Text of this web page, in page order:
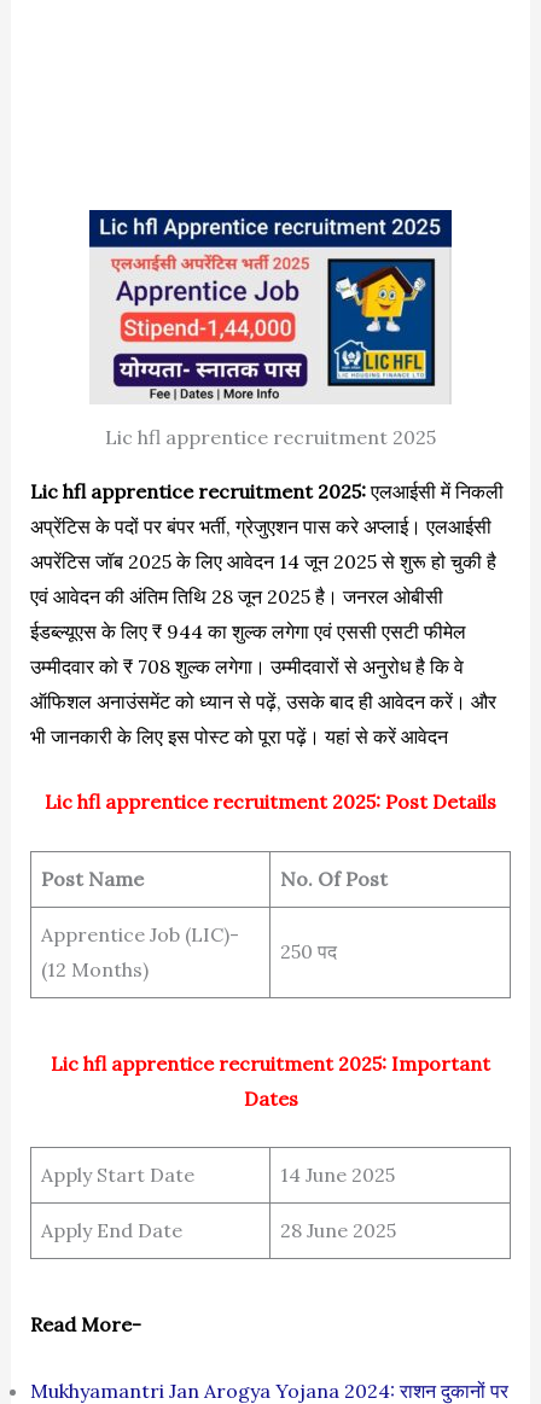
Lic hfl apprentice recruitment 2025
Lic hfl apprentice recruitment 2025:एलआईसी में निकली
अप्रेंटिस के पदों पर बंपर भर्ती, ग्रेजुएशन पास करे अप्लाई। एलआईसी
अपरेंटिस जॉब 2025 के लिए आवेदन 14 जून 2025 से शुरू हो चुकी है
एवं आवेदन की अंतिम तिथि 28 जून 2025 है। जनरल ओबीसी
ईडब्ल्यूएस के लिए ₹ 944 का शुल्क लगेगा एवं एससी एसटी फीमेल
उम्मीदवार को ₹ 708 शुल्क लगेगा। उम्मीदवारों से अनुरोध है कि वे
ऑफिशल अनाउंसमेंट को ध्यान से पढ़ें, उसके बाद ही आवेदन करें। और
भी जानकारी के लिए इस पोस्ट को पूरा पढ़ें। यहां से करें आवेदन
Lic hfl apprentice recruitment 2025: Post Details
Post Name No. Of Post
Apprentice Job (LIC)-
(12 Months)
250 पद
Lic hfl apprentice recruitment 2025: Important
Dates
Apply Start Date 14 June 2025
Apply End Date 28 June 2025
Read More-
Mukhyamantri Jan Arogya Yojana 2024: राशन दुकानों पर